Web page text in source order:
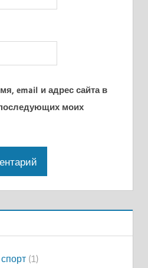
email и адрес сайта в
моих
(1)